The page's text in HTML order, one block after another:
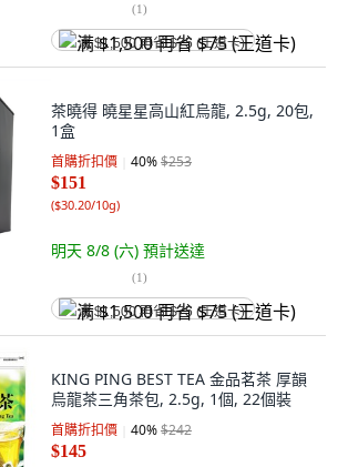
(1)
满 $1,500 再省 $75 (王道卡)
茶曉得 曉星星高山紅烏龍, 2.5g, 20包,
1盒
首購折扣價 40%$253
$151
($30.20/10g)
明天 8/8 (六) 預計送達
(1)
满 $1,500 再省 $75 (王道卡)
KING PING BEST TEA 金品茗茶 厚韻
烏龍茶三角茶包, 2.5g, 1個, 22個裝
首購折扣價 40%$242
$145